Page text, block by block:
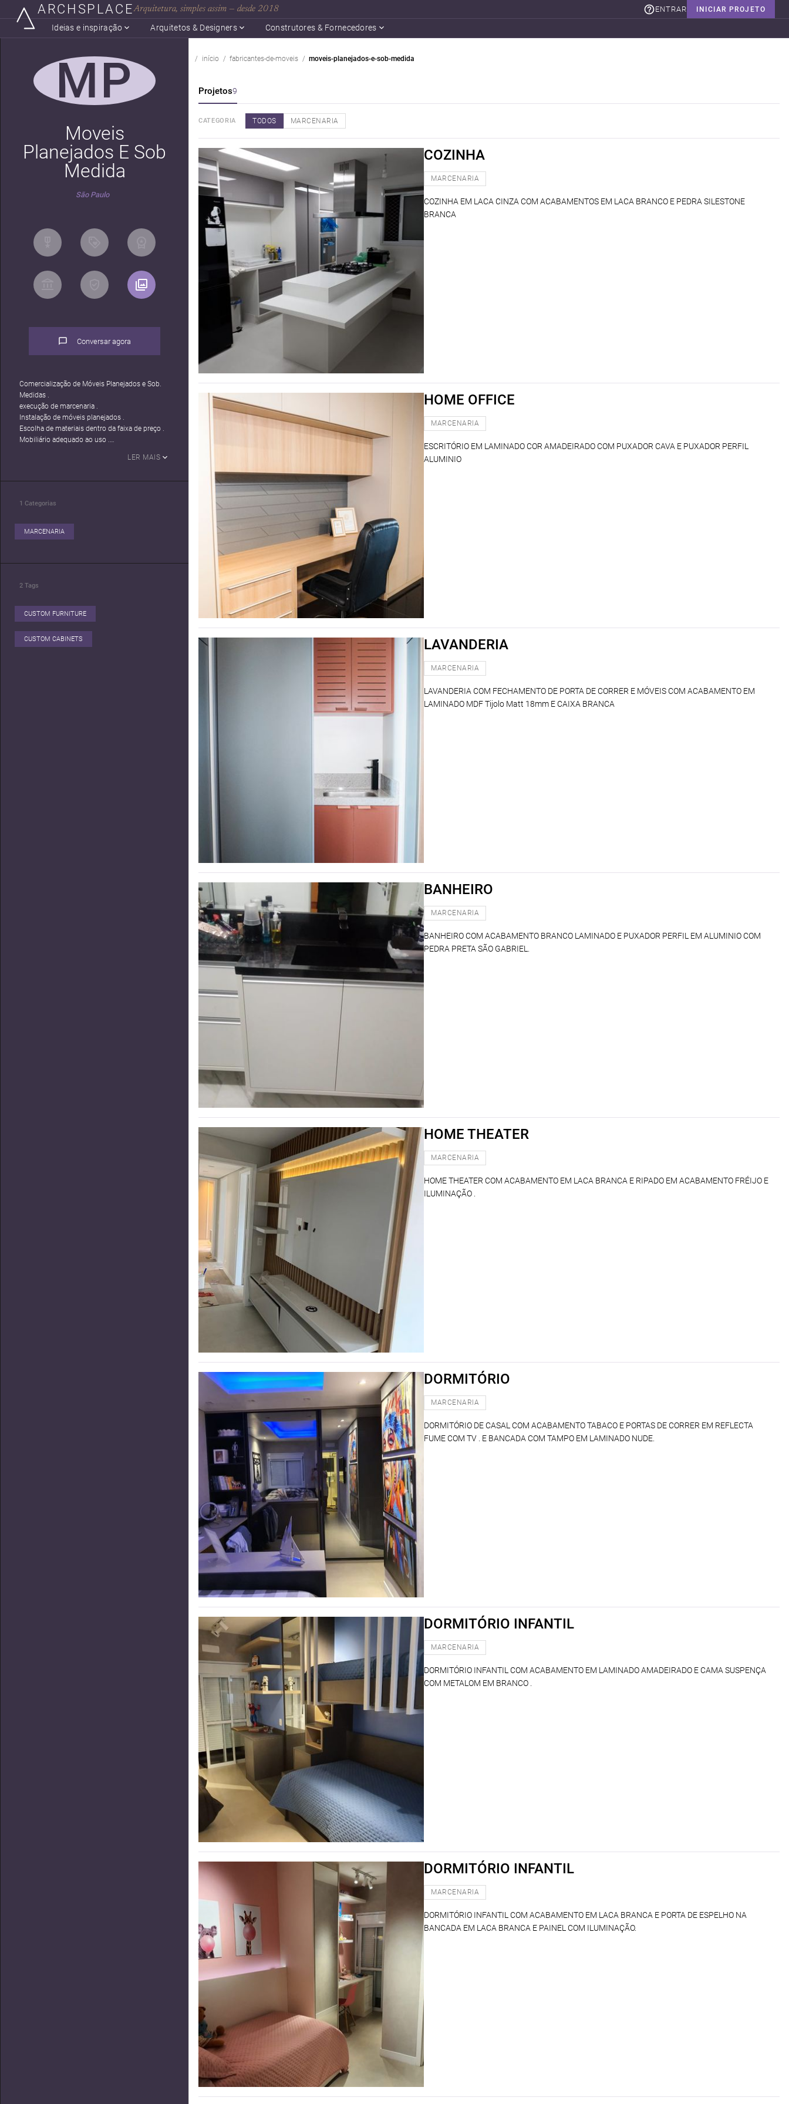
ARCHSPLACEArquitetura, simples assim — desde 2018 INICIAR PROJETO
ENTRAR
Ideias e inspiração Arquitetos & Designers Construtores & Fornecedores
MP
Moveis
Planejados E Sob
Medida
São Paulo
Conversar agora
Comercialização de Móveis Planejados e Sob.
Medidas .
execução de marcenaria .
Instalação de móveis planejados .
Escolha de materiais dentro da faixa de preço .
Mobiliário adequado ao uso .
Zonas funcionais (cozinha, trabalho, descanso,
LER MAIS
1 Categorias
MARCENARIA
2 Tags
CUSTOM FURNITURE
CUSTOM CABINETS
início fabricantes-de-moveis moveis-planejados-e-sob-medida
Projetos9
CATEGORIA TODOS MARCENARIA
COZINHA
MARCENARIA
COZINHA EM LACA CINZA COM ACABAMENTOS EM LACA BRANCO E PEDRA SILESTONE
BRANCA
HOME OFFICE
MARCENARIA
ESCRITÓRIO EM LAMINADO COR AMADEIRADO COM PUXADOR CAVA E PUXADOR PERFIL
ALUMINIO
LAVANDERIA
MARCENARIA
LAVANDERIA COM FECHAMENTO DE PORTA DE CORRER E MÓVEIS COM ACABAMENTO EM
LAMINADO MDF Tijolo Matt 18mm E CAIXA BRANCA
BANHEIRO
MARCENARIA
BANHEIRO COM ACABAMENTO BRANCO LAMINADO E PUXADOR PERFIL EM ALUMINIO COM
PEDRA PRETA SÃO GABRIEL.
HOME THEATER
MARCENARIA
HOME THEATER COM ACABAMENTO EM LACA BRANCA E RIPADO EM ACABAMENTO FRÉIJO E
ILUMINAÇÃO .
DORMITÓRIO
MARCENARIA
DORMITÓRIO DE CASAL COM ACABAMENTO TABACO E PORTAS DE CORRER EM REFLECTA
FUME COM TV . E BANCADA COM TAMPO EM LAMINADO NUDE.
DORMITÓRIO INFANTIL
MARCENARIA
DORMITÓRIO INFANTIL COM ACABAMENTO EM LAMINADO AMADEIRADO E CAMA SUSPENÇA
COM METALOM EM BRANCO .
DORMITÓRIO INFANTIL
MARCENARIA
DORMITÓRIO INFANTIL COM ACABAMENTO EM LACA BRANCA E PORTA DE ESPELHO NA
BANCADA EM LACA BRANCA E PAINEL COM ILUMINAÇÃO.